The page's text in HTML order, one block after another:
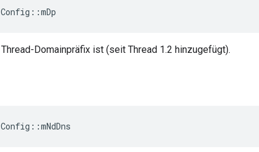
::mDp
Domainpräfix ist (seit Thread 1.2 hinzugefügt).
::mNdDns